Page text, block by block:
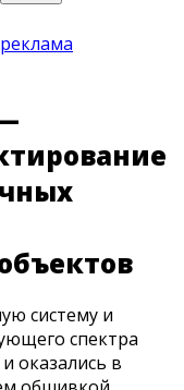
систему и
спектра
оказались в